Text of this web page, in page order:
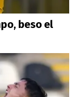
beso el